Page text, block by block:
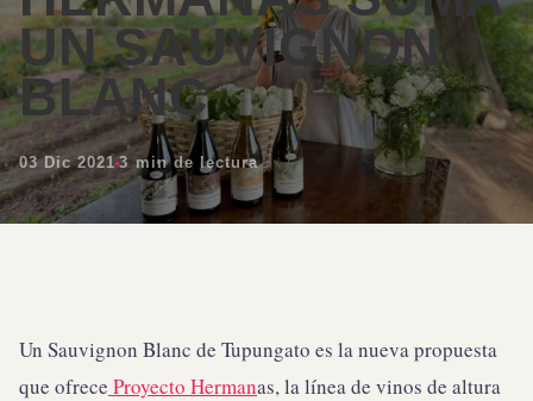
UN SAUVIGNON
BLANC
03 Dic 2021 3 min de lectura
Un Sauvignon Blanc de Tupungato es la nueva propuesta
que ofrece Proyecto Hermanas, la línea de vinos de altura